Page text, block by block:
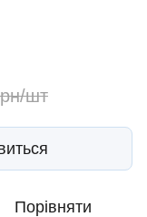
шт
Порівняти